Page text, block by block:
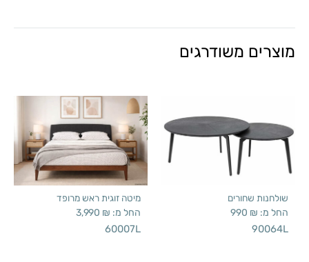
מוצרים משודרגים
שולחנות שחורים
החל מ: 990 ₪
90064L
מיטה זוגית ראש מרופד
החל מ: 3,990 ₪
60007L